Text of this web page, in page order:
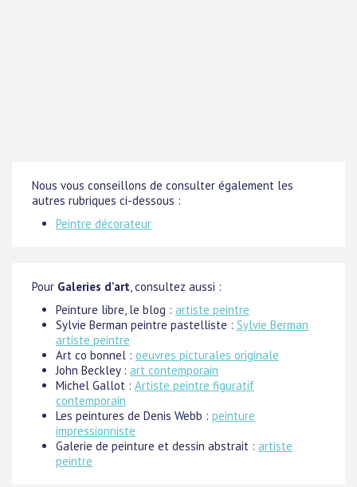
Nous vous conseillons de consulter également les
autres rubriques ci-dessous :
Peintre décorateur
Pour Galeries d'art, consultez aussi :
Peinture libre, le blog : artiste peintre
Sylvie Berman peintre pastelliste : Sylvie Berman
artiste peintre
Art co bonnel : oeuvres picturales originale
John Beckley : art contemporain
Michel Gallot : Artiste peintre figuratif
contemporain
Les peintures de Denis Webb : peinture
impressionniste
Galerie de peinture et dessin abstrait : artiste
peintre